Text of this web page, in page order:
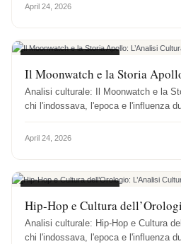
April 24, 2026
Il Moonwatch e la Storia
Analisi culturale: Il Moonwatch e la
chi l'indossava, l'epoca e l'influenza
April 24, 2026
Hip-Hop e Cultura
Analisi culturale: Hip-Hop e Cultura
chi l'indossava, l'epoca e l'influenza